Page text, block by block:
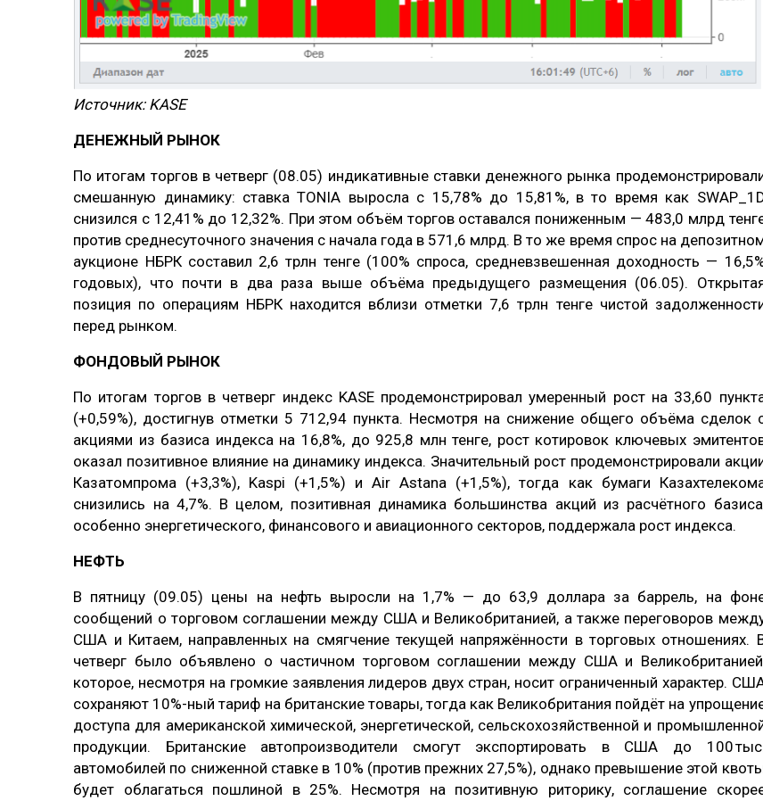
Источник: KASE
ДЕНЕЖНЫЙ РЫНОК
По итогам торгов в четверг (08.05) индикативные ставки денежного рынка
смешанную динамику: ставка TONIA выросла с 15,78% до 15,81%, в то время как
снизился с 12,41% до 12,32%. При этом объём торгов оставался пониженным — 483,0 млрд
против среднесуточного значения с начала года в 571,6 млрд. В то же время спрос на
аукционе НБРК составил 2,6 трлн тенге (100% спроса, средневзвешенная доходность —
годовых), что почти в два раза выше объёма предыдущего размещения (06.05).
позиция по операциям НБРК находится вблизи отметки 7,6 трлн тенге чистой
перед рынком.
ФОНДОВЫЙ РЫНОК
По итогам торгов в четверг индекс KASE продемонстрировал умеренный рост на 33,60
(+0,59%), достигнув отметки 5 712,94 пункта. Несмотря на снижение общего объёма сделок
акциями из базиса индекса на 16,8%, до 925,8 млн тенге, рост котировок ключевых
оказал позитивное влияние на динамику индекса. Значительный рост продемонстрировали
Казатомпрома (+3,3%), Kaspi (+1,5%) и Air Astana (+1,5%), тогда как бумаги
снизились на 4,7%. В целом, позитивная динамика большинства акций из расчётного
особенно энергетического, финансового и авиационного секторов, поддержала рост индекса.
НЕФТЬ
В пятницу (09.05) цены на нефть выросли на 1,7% — до 63,9 доллара за баррель, на
сообщений о торговом соглашении между США и Великобританией, а также переговоров
США и Китаем, направленных на смягчение текущей напряжённости в торговых отношениях.
четверг было объявлено о частичном торговом соглашении между США и
которое, несмотря на громкие заявления лидеров двух стран, носит ограниченный характер.
сохраняют 10%-ный тариф на британские товары, тогда как Великобритания пойдёт на
доступа для американской химической, энергетической, сельскохозяйственной и
продукции. Британские автопроизводители смогут экспортировать в США до 100
автомобилей по сниженной ставке в 10% (против прежних 27,5%), однако превышение этой
будет облагаться пошлиной в 25%. Несмотря на позитивную риторику, соглашение